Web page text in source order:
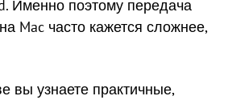
Именно поэтому передача
Mac часто кажется сложнее,
вы узнаете практичные,